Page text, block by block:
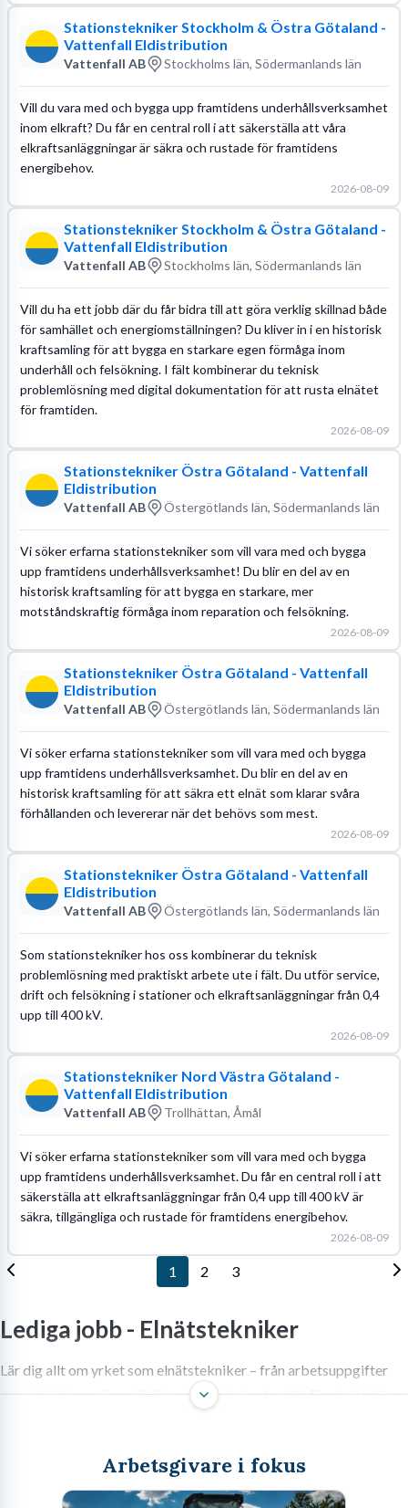
Stationstekniker Stockholm & Östra Götaland -
Vattenfall Eldistribution
Vattenfall AB Stockholms län, Södermanlands län
Vill du vara med och bygga upp framtidens underhållsverksamhet
inom elkraft? Du får en central roll i att säkerställa att våra
elkraftsanläggningar är säkra och rustade för framtidens
energibehov.
2026-08-09
Stationstekniker Stockholm & Östra Götaland -
Vattenfall Eldistribution
Vattenfall AB Stockholms län, Södermanlands län
Vill du ha ett jobb där du får bidra till att göra verklig skillnad både
för samhället och energiomställningen? Du kliver in i en historisk
kraftsamling för att bygga en starkare egen förmåga inom
underhåll och felsökning. I fält kombinerar du teknisk
problemlösning med digital dokumentation för att rusta elnätet
för framtiden.
2026-08-09
Stationstekniker Östra Götaland - Vattenfall
Eldistribution
Vattenfall AB Östergötlands län, Södermanlands län
Vi söker erfarna stationstekniker som vill vara med och bygga
upp framtidens underhållsverksamhet! Du blir en del av en
historisk kraftsamling för att bygga en starkare, mer
motståndskraftig förmåga inom reparation och felsökning.
2026-08-09
Stationstekniker Östra Götaland - Vattenfall
Eldistribution
Vattenfall AB Östergötlands län, Södermanlands län
Vi söker erfarna stationstekniker som vill vara med och bygga
upp framtidens underhållsverksamhet. Du blir en del av en
historisk kraftsamling för att säkra ett elnät som klarar svåra
förhållanden och levererar när det behövs som mest.
2026-08-09
Stationstekniker Östra Götaland - Vattenfall
Eldistribution
Vattenfall AB Östergötlands län, Södermanlands län
Som stationstekniker hos oss kombinerar du teknisk
problemlösning med praktiskt arbete ute i fält. Du utför service,
drift och felsökning i stationer och elkraftsanläggningar från 0,4
upp till 400 kV.
2026-08-09
Stationstekniker Nord Västra Götaland -
Vattenfall Eldistribution
Vattenfall AB Trollhättan, Åmål
Vi söker erfarna stationstekniker som vill vara med och bygga
upp framtidens underhållsverksamhet. Du får en central roll i att
säkerställa att elkraftsanläggningar från 0,4 upp till 400 kV är
säkra, tillgängliga och rustade för framtidens energibehov.
2026-08-09
1 2 3
Lediga jobb - Elnätstekniker
Lär dig allt om yrket som elnätstekniker – från arbetsuppgifter
och utbildningsvägar till lön och hur du landar ditt första jobb i en
Arbetsgivare i fokus